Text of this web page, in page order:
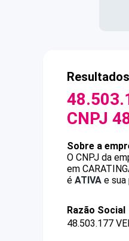
CNPJ
Sobre a
O CNPJ da
em
é ATIVA e
Razão Social
48.503.177